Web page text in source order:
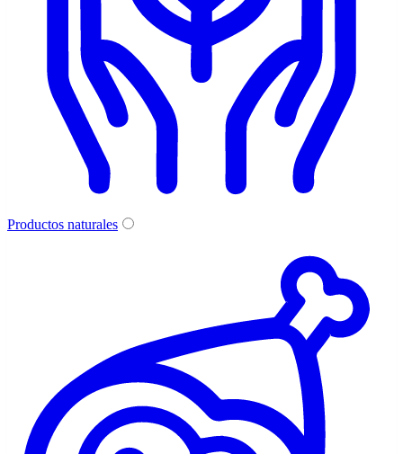
Productos naturales